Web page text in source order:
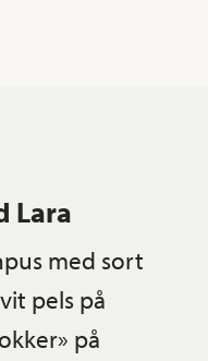
Lara
med sort
pels på
på